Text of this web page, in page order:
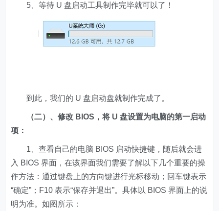
5、等待 U 盘启动工具制作完毕就可以了！
到此，我们的 U 盘启动盘就制作完成了。
（二）、修改 BIOS，将 U 盘设置为电脑的第一启动
项：
1、查看自己的电脑 BIOS 启动快捷键，随后就会进
入 BIOS 界面，在该界面我们需要了解以下几个重要的操
作方法：通过键盘上的方向键进行光标移动；回车键表示
“确定”；F10 表示“保存并退出”。具体以 BIOS 界面上的说
明为准。如图所示：